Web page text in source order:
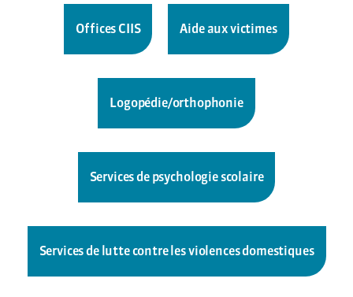
Offices CIIS Aide aux victimes
Logopédie/orthophonie
Services de psychologie scolaire
Services de lutte contre les violences domestiques